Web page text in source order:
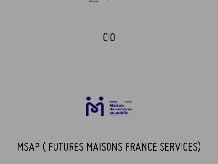
CIO
MSAP ( FUTURES MAISONS FRANCE SERVICES)